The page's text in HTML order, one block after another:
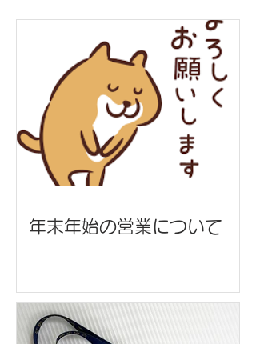
年末年始の営業について